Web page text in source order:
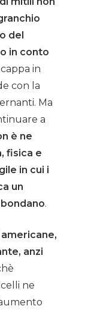
del
in conto
in
con la
Ma
a
è ne
fisica e
in cui i
un
.
anzi
ne